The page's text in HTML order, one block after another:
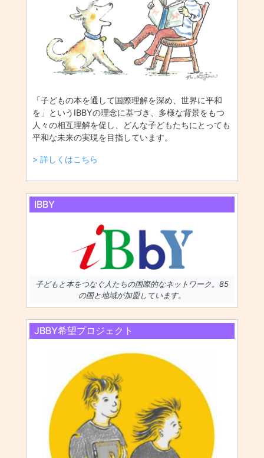
「子どもの本を通して国際理解を深め、世界に平和
を」というIBBYの理念に基づき、多様な背景をもつ
人々の相互理解を促し、どんな子どもたちにとっても
平和な未来の実現を目指しています。
> 詳しくはこちら
IBBY
子どもと本をつなぐ人たちの国際的なネットワーク。85
の国と地域が加盟しています。
JBBY希望プロジェクト